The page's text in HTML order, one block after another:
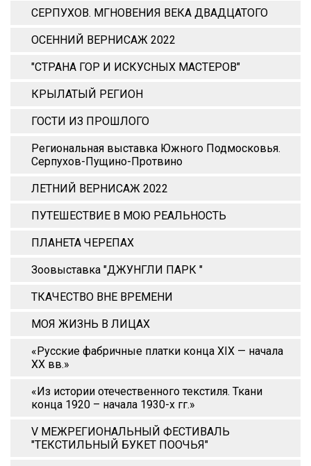
СЕРПУХОВ. МГНОВЕНИЯ ВЕКА ДВАДЦАТОГО
ОСЕННИЙ ВЕРНИСАЖ 2022
"СТРАНА ГОР И ИСКУСНЫХ МАСТЕРОВ"
КРЫЛАТЫЙ РЕГИОН
ГОСТИ ИЗ ПРОШЛОГО
Региональная выставка Южного Подмосковья.
Серпухов-Пущино-Протвино
ЛЕТНИЙ ВЕРНИСАЖ 2022
ПУТЕШЕСТВИЕ В МОЮ РЕАЛЬНОСТЬ
ПЛАНЕТА ЧЕРЕПАХ
Зоовыставка "ДЖУНГЛИ ПАРК "
ТКАЧЕСТВО ВНЕ ВРЕМЕНИ
МОЯ ЖИЗНЬ В ЛИЦАХ
«Русские фабричные платки конца XIX — начала
XX вв.»
«Из истории отечественного текстиля. Ткани
конца 1920 – начала 1930-х гг.»
V МЕЖРЕГИОНАЛЬНЫЙ ФЕСТИВАЛЬ
"ТЕКСТИЛЬНЫЙ БУКЕТ ПООЧЬЯ"